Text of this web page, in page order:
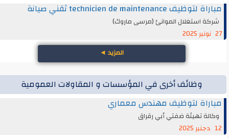
مباراة لتوظيف technicien de maintenance ثقني صيانة
شركة استغلال الموانئ (مرسى ماروك)
27 نونبر 2025
المزيد◄
وظائف أخرى في المؤسسات و المقاولات العمومية
مباراة لتوظيف مهندس معماري
وكالة تهيئة ضفتي أبي رقراق
12 دجنبر 2025